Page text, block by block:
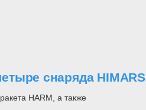
снаряда HIMARS
HARM, а также